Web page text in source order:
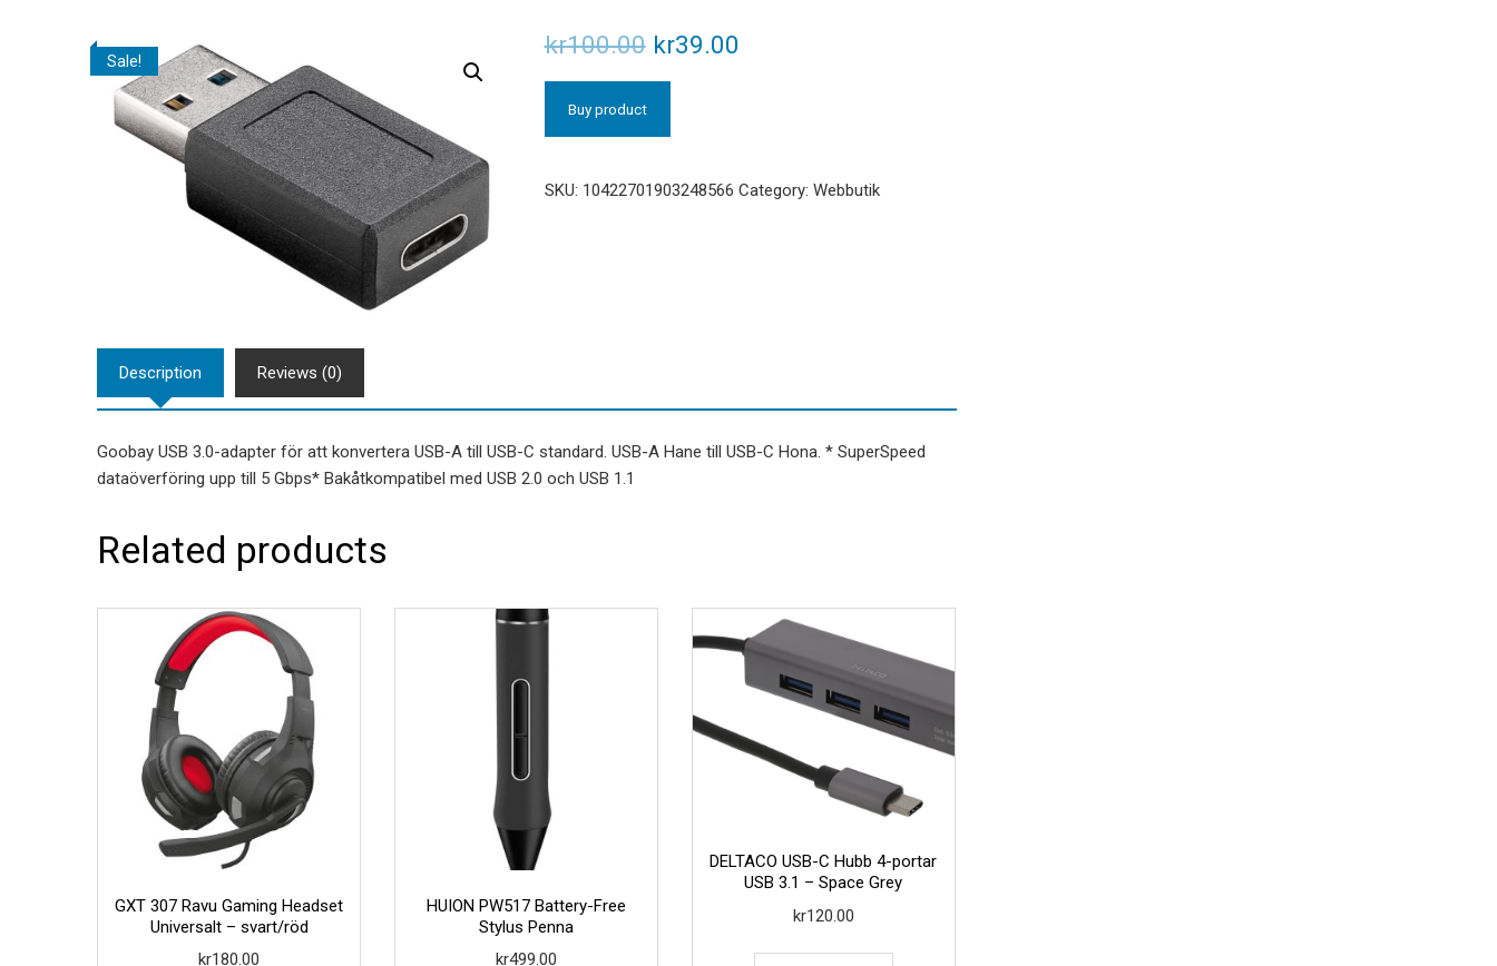
Sale!
kr100.00 kr39.00
Buy product
SKU: 10422701903248566 Category: Webbutik
Description Reviews (0)
Goobay USB 3.0-adapter för att konvertera USB-A till USB-C standard. USB-A Hane till USB-C Hona. * SuperSpeed
dataöverföring upp till 5 Gbps* Bakåtkompatibel med USB 2.0 och USB 1.1
Related products
GXT 307 Ravu Gaming Headset
Universalt – svart/röd
kr180.00
HUION PW517 Battery-Free
Stylus Penna
kr499.00
DELTACO USB-C Hubb 4-portar
USB 3.1 – Space Grey
kr120.00